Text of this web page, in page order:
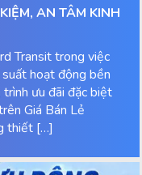
AN TÂM KINH
Transit trong việc
hoạt động bền
ưu đãi đặc biệt
Giá Bán Lẻ
thiết […]